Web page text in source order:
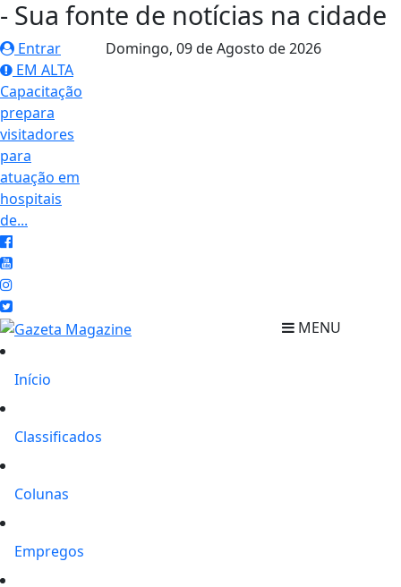
- Sua fonte de notícias na cidade
Entrar
EM ALTA
Capacitação
prepara
visitadores
para
atuação em
hospitais
de...
Domingo, 09 de Agosto de 2026
MENU
Início
Classificados
Colunas
Empregos